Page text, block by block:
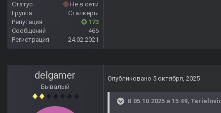
Статус
Не в сети
Группа
Сталкеры
Репутация
173
Сообщений
466
Регистрация
24.02.2021
delgamer
Бывалый
Опубликовано 5 октября, 2025
В 05.10.2025 в 15:49,